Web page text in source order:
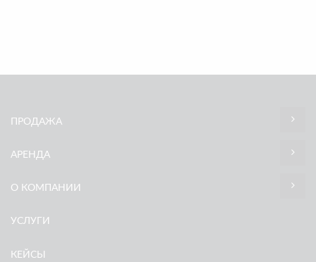
ПРОДАЖА
АРЕНДА
О КОМПАНИИ
УСЛУГИ
КЕЙСЫ